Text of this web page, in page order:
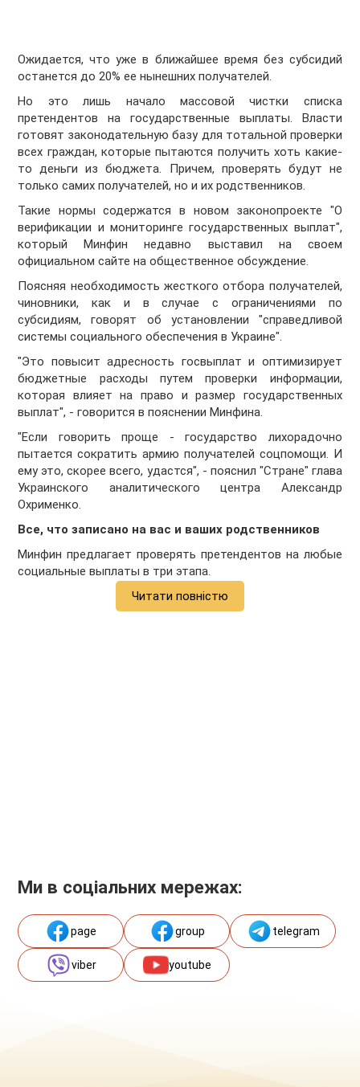
Ожидается, что уже в ближайшее время без субсидий
останется до 20% ее нынешних получателей.
Но это лишь начало массовой чистки списка
претендентов на государственные выплаты. Власти
готовят законодательную базу для тотальной проверки
всех граждан, которые пытаются получить хоть какие-
то деньги из бюджета. Причем, проверять будут не
только самих получателей, но и их родственников.
Такие нормы содержатся в новом законопроекте "О
верификации и мониторинге государственных выплат",
который Минфин недавно выставил на своем
официальном сайте на общественное обсуждение.
Поясняя необходимость жесткого отбора получателей,
чиновники, как и в случае с ограничениями по
субсидиям, говорят об установлении "справедливой
системы социального обеспечения в Украине".
"Это повысит адресность госвыплат и оптимизирует
бюджетные расходы путем проверки информации,
которая влияет на право и размер государственных
выплат", - говорится в пояснении Минфина.
"Если говорить проще - государство лихорадочно
пытается сократить армию получателей соцпомощи. И
ему это, скорее всего, удастся", - пояснил "Стране" глава
Украинского аналитического центра Александр
Охрименко.
Все, что записано на вас и ваших родственников
Минфин предлагает проверять претендентов на любые
социальные выплаты в три этапа.
Читати повністю
Ми в соціальних мережах:
page group telegram
viber youtube